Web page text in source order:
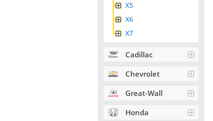
Х5
X6
X7
Cadillac
Chevrolet
Great-Wall
Honda